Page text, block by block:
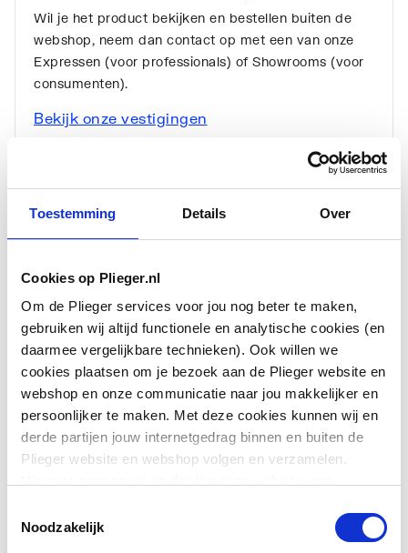
Toestemming Details Over
Cookies op Plieger.nl
Om de Plieger services voor jou nog beter te maken,
gebruiken wij altijd functionele en analytische cookies (en
daarmee vergelijkbare technieken). Ook willen we
cookies plaatsen om je bezoek aan de Plieger website en
webshop en onze communicatie naar jou makkelijker en
persoonlijker te maken. Met deze cookies kunnen wij en
derde partijen jouw internetgedrag binnen en buiten de
Plieger website en webshop volgen en verzamelen.
We slaan je cookievoorkeur op in je browser.
Noodzakelijk
Wil je het product bekijken en bestellen buiten de
webshop, neem dan contact op met een van onze
Expressen (voor professionals) of Showrooms (voor
consumenten).
Bekijk onze vestigingen